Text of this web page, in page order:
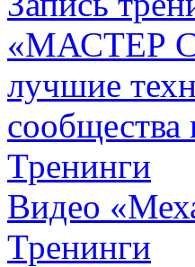
«МАСТЕР
лучшие
сообщества
Тренинги
Видео
Тренинги